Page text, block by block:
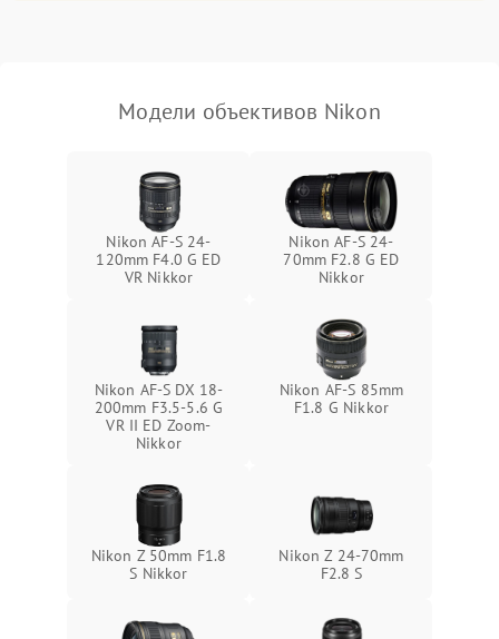
Модели объективов Nikon
Nikon AF-S 24-
120mm F4.0 G ED
VR Nikkor
Nikon AF-S 24-
70mm F2.8 G ED
Nikkor
Nikon AF-S DX 18-
200mm F3.5-5.6 G
VR II ED Zoom-
Nikkor
Nikon AF-S 85mm
F1.8 G Nikkor
Nikon Z 50mm F1.8
S Nikkor
Nikon Z 24-70mm
F2.8 S